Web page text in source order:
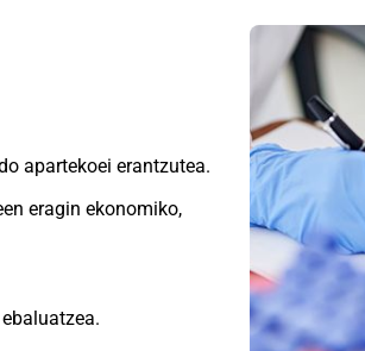
apartekoei erantzutea.
eragin ekonomiko,